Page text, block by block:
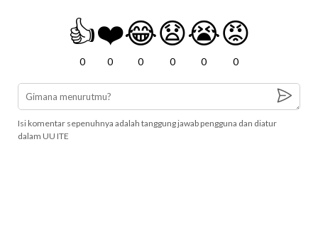
👍
0
❤️
0
😂
0
😧
0
😭
0
😡
0
Isi komentar sepenuhnya adalah tanggung jawab pengguna dan diatur
dalam UU ITE